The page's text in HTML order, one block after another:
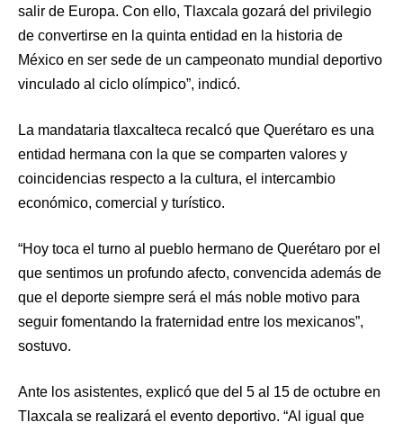
salir de Europa. Con ello, Tlaxcala gozará del privilegio
de convertirse en la quinta entidad en la historia de
México en ser sede de un campeonato mundial deportivo
vinculado al ciclo olímpico”, indicó.
La mandataria tlaxcalteca recalcó que Querétaro es una
entidad hermana con la que se comparten valores y
coincidencias respecto a la cultura, el intercambio
económico, comercial y turístico.
“Hoy toca el turno al pueblo hermano de Querétaro por el
que sentimos un profundo afecto, convencida además de
que el deporte siempre será el más noble motivo para
seguir fomentando la fraternidad entre los mexicanos”,
sostuvo.
Ante los asistentes, explicó que del 5 al 15 de octubre en
Tlaxcala se realizará el evento deportivo. “Al igual que